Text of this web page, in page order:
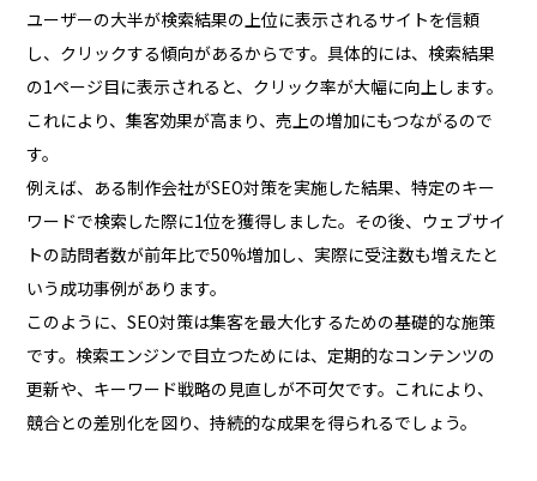
ユーザーの大半が検索結果の上位に表示されるサイトを信頼
し、クリックする傾向があるからです。具体的には、検索結果
の1ページ目に表示されると、クリック率が大幅に向上します。
これにより、集客効果が高まり、売上の増加にもつながるので
す。
例えば、ある制作会社がSEO対策を実施した結果、特定のキー
ワードで検索した際に1位を獲得しました。その後、ウェブサイ
トの訪問者数が前年比で50%増加し、実際に受注数も増えたと
いう成功事例があります。
このように、SEO対策は集客を最大化するための基礎的な施策
です。検索エンジンで目立つためには、定期的なコンテンツの
更新や、キーワード戦略の見直しが不可欠です。これにより、
競合との差別化を図り、持続的な成果を得られるでしょう。